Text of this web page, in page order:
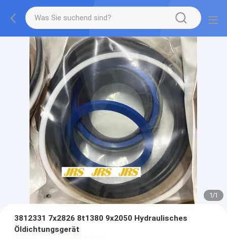
1/1
3812331 7x2826 8t1380 9x2050 Hydraulisches
Öldichtungsgerät